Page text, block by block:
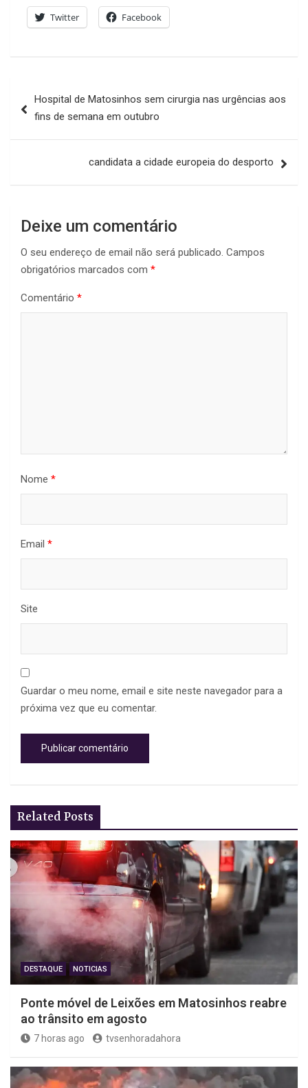
Twitter Facebook
de
Hospital de Matosinhos sem cirurgia nas urgências aos
fins de semana em outubro
candidata a cidade europeia do desporto
Deixe um comentário
O seu endereço de email não será publicado. Campos
obrigatórios marcados com *
Comentário *
Nome *
Email *
Site
Guardar o meu nome, email e site neste navegador para a
próxima vez que eu comentar.
Related Posts
DESTAQUE NOTICIAS
Ponte móvel de Leixões em Matosinhos reabre
ao trânsito em agosto
7 horas ago tvsenhoradahora